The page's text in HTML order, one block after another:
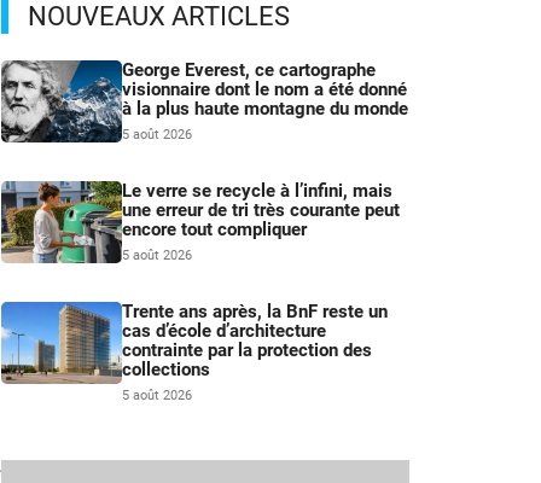
NOUVEAUX ARTICLES
George Everest, ce cartographe
visionnaire dont le nom a été donné
à la plus haute montagne du monde
5 août 2026
Le verre se recycle à l’infini, mais
une erreur de tri très courante peut
encore tout compliquer
5 août 2026
Trente ans après, la BnF reste un
cas d’école d’architecture
contrainte par la protection des
collections
5 août 2026